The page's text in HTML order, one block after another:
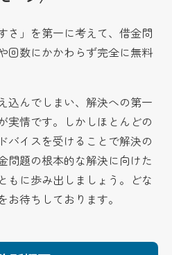
さ」を第一に考えて、借金問
回数にかかわらず完全に無料
込んでしまい、解決への第一
実情です。しかしほとんどの
バイスを受けることで解決の
問題の根本的な解決に向けた
もに歩み出しましょう。どな
待ちしております。